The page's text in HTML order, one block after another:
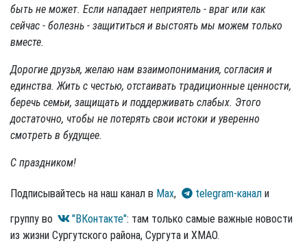
быть не может. Если нападает неприятель - враг или как
сейчас - болезнь - защититься и выстоять мы можем только
вместе.
Дорогие друзья, желаю нам взаимопонимания, согласия и
единства. Жить с честью, отстаивать традиционные ценности,
беречь семьи, защищать и поддерживать слабых. Этого
достаточно, чтобы не потерять свои истоки и уверенно
смотреть в будущее.
С праздником!
Подписывайтесь на наш канал в Max, telegram-канал и
группу во
"ВКонтакте": там только самые важные новости
из жизни Сургутского района, Сургута и ХМАО.